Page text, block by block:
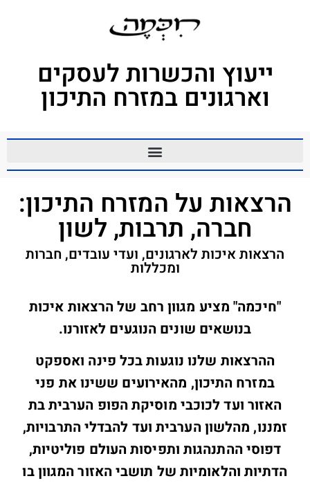
ייעוץ והכשרות לעסקים
וארגונים במזרח התיכון
הרצאות על המזרח התיכון:
חברה, תרבות, לשון
הרצאות איכות לארגונים, ועדי עובדים, חברות
ומכללות
"חיכמה" מציע מגוון רחב של הרצאות איכות
בנושאים שונים הנוגעים לאזורנו.
ההרצאות שלנו נוגעות בכל פינה ואספקט
במזרח התיכון, מהאירועים ששינו את פני
האזור ועד לכוכבי מוסיקת הפופ הערבית בת
זמננו, מהלשון הערבית ועד להבדלי התרבויות,
דפוסי ההתנהגות ותפיסות העולם פוליטיות,
הדתיות והלאומיות של תושבי האזור המגוון בו